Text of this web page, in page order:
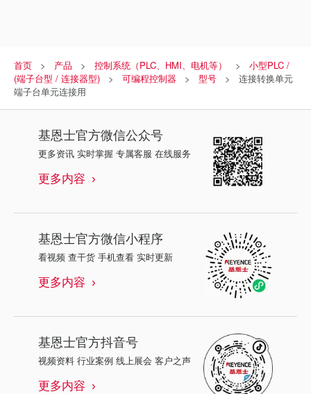
首页 产品 控制系统（PLC、HMI、电机等）
小型PLC /
(端子台型 / 连接器型)
可编程控制器 型号
连接转换单元
端子台单元连接用
基恩士官方微信公众号
更多资讯 实时掌握 专属客服 在线服务
更多内容
基恩士官方微信小程序
看视频 查干货 手机查看 实时更新
更多内容
基恩士官方抖音号
视频资料 行业案例 线上展会 客户之声
更多内容